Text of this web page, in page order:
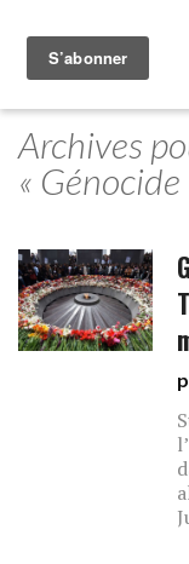
Archives
« Génocide